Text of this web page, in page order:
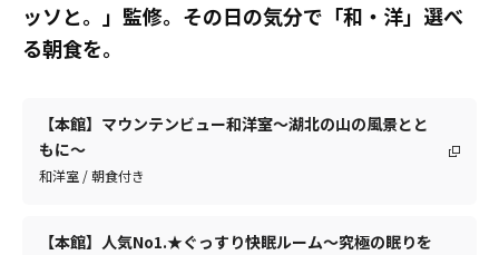
ッソと。」監修。その日の気分で「和・洋」選べ
る朝食を。
【本館】マウンテンビュー和洋室～湖北の山の風景とと
もに～
和洋室 / 朝食付き
【本館】人気No1.★ぐっすり快眠ルーム～究極の眠りを